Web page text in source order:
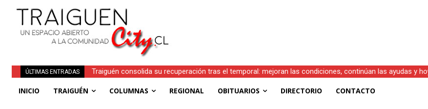
ÚLTIMAS ENTRADAS Obituario | Inés Faundez Linero (Q.E.P.D.)
INICIO TRAIGUÉN COLUMNAS REGIONAL OBITUARIOS DIRECTORIO CONTACTO